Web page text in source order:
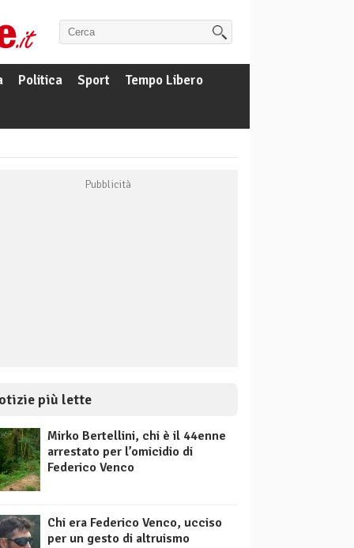
Politica Sport Tempo Libero
più lette
Mirko Bertellini, chi è il 44enne
arrestato per l’omicidio di
Federico Venco
Chi era Federico Venco, ucciso
per un gesto di altruismo